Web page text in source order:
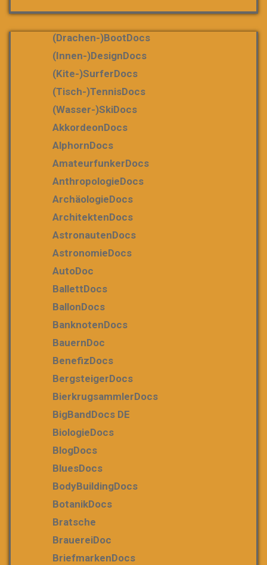
(Drachen-)bootDocs
(Innen-)DesignDocs
(Kite-)SurferDocs
(Tisch-)TennisDocs
(Wasser-)SkiDocs
AkkordeonDocs
AlphornDocs
AmateurfunkerDocs
AnthropologieDocs
ArchäologieDocs
ArchitektenDocs
AstronautenDocs
AstronomieDocs
AutoDoc
BallettDocs
BallonDocs
BanknotenDocs
BauernDoc
BenefizDocs
BergsteigerDocs
BierkrugsammlerDocs
BigBandDocs DE
BiologieDocs
BlogDocs
BluesDocs
BodyBuildingDocs
BotanikDocs
Bratsche
BrauereiDoc
BriefmarkenDocs